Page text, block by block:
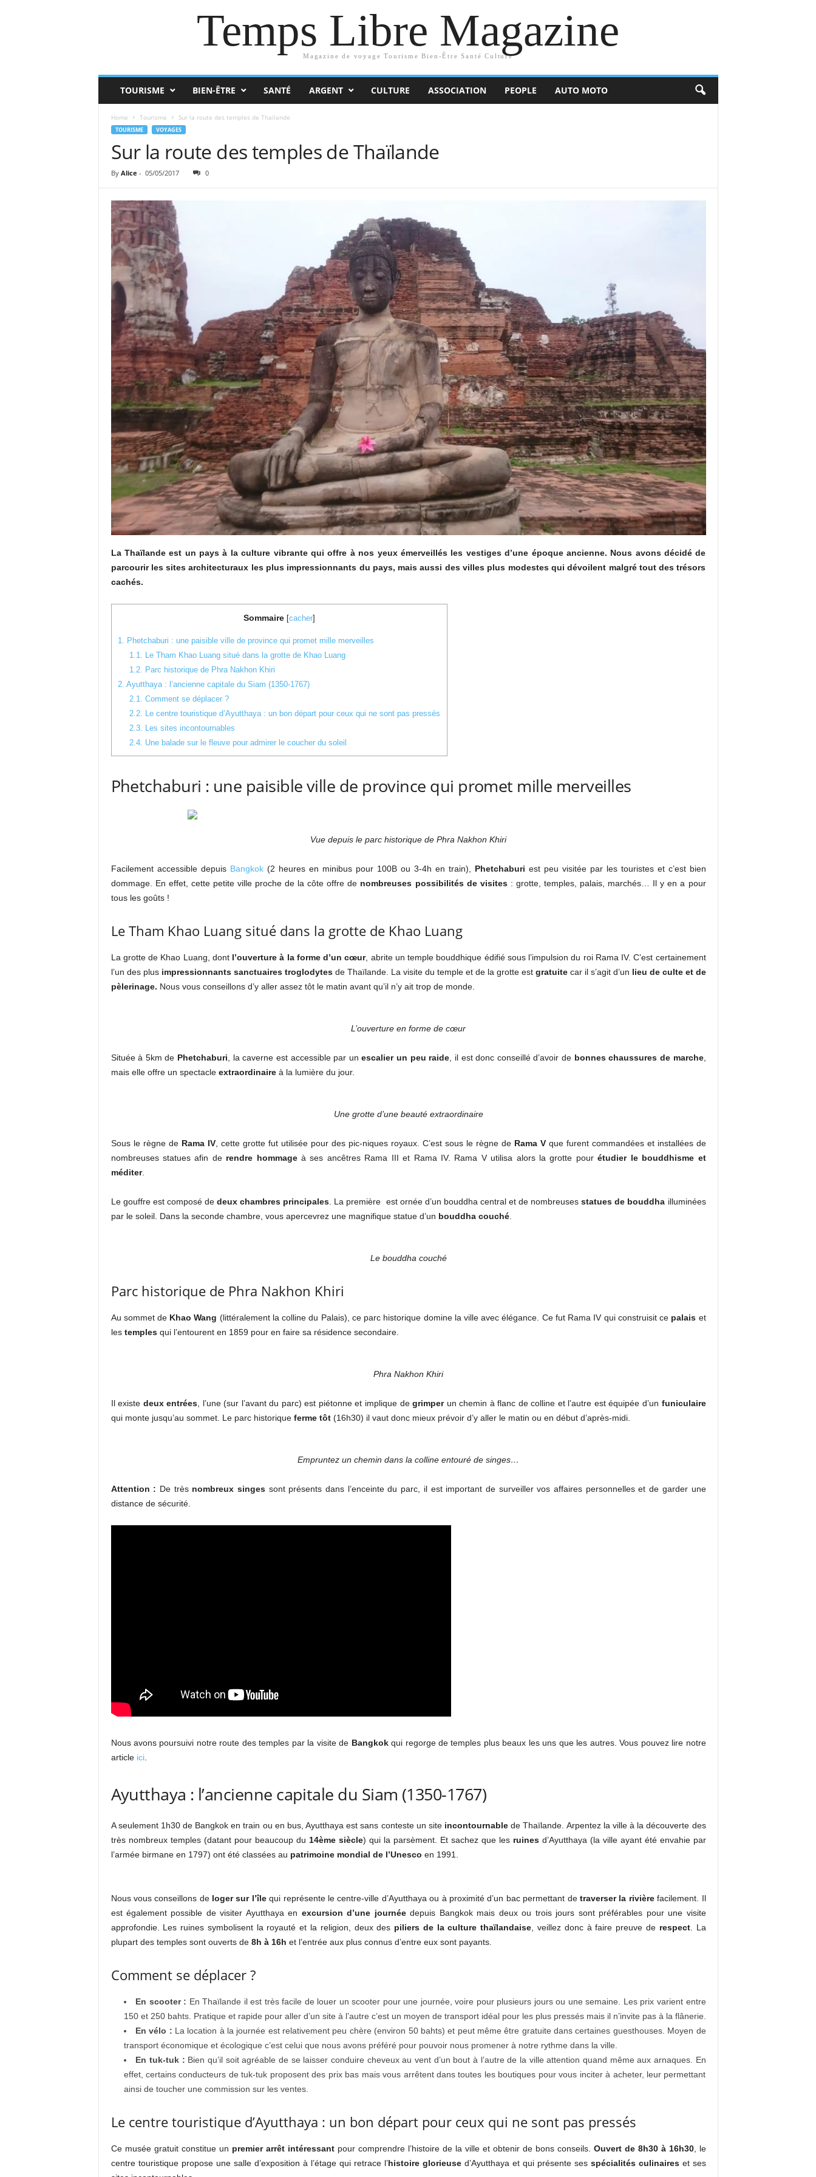
Temps Libre Magazine
Magazine de voyage Tourisme Bien-Être Santé Culture
TOURISME BIEN-ÊTRE SANTÉ ARGENT CULTURE ASSOCIATION PEOPLE AUTO MOTO
Home Tourisme Sur la route des temples de Thaïlande
TOURISME VOYAGES
Sur la route des temples de Thaïlande
By Alice - 05/05/2017 0
La Thaïlande est un pays à la culture vibrante qui offre à nos yeux émerveillés les vestiges d’une époque ancienne. Nous avons décidé de
parcourir les sites architecturaux les plus impressionnants du pays, mais aussi des villes plus modestes qui dévoilent malgré tout des trésors
cachés.
Sommaire cacher]
1.
Phetchaburi : une paisible ville de province qui promet mille merveilles
1.1.
Le Tham Khao Luang situé dans la grotte de Khao Luang
1.2. Parc historique de Phra Nakhon Khiri
2. Ayutthaya : l’ancienne capitale du Siam (1350-1767)
2.1.
Comment se déplacer ?
2.2. Le centre touristique d’Ayutthaya : un bon départ pour ceux qui ne sont pas pressés
2.3. Les sites incontournables
2.4. Une balade sur le fleuve pour admirer le coucher du soleil
Phetchaburi : une paisible ville de province qui promet mille merveilles
Vue depuis le parc historique de Phra Nakhon Khiri
Facilement accessible depuis Bangkok(2 heures en minibus pour 100B ou 3-4h en train), Phetchaburi est peu visitée par les touristes et c’est bien
dommage. En effet, cette petite ville proche de la côte offre de nombreuses possibilités de visites: grotte, temples, palais, marchés… Il y en a pour
tous les goûts !
Le Tham Khao Luang situé dans la grotte de Khao Luang
La grotte de Khao Luang, dont l’ouverture à la forme d’un cœur, abrite un temple bouddhique édifié sous l’impulsion du roi Rama IV. C’est certainement
l’un des plusimpressionnants sanctuaires troglodytesde Thaïlande. La visite du temple et de la grotte est gratuitecar il s’agit d’un lieu de culte et de
pèlerinage. Nous vous conseillons d’y aller assez tôt le matin avant qu’il n’y ait trop de monde.
L’ouverture en forme de cœur
Située à 5km de Phetchaburi, la caverne est accessible par unescalier un peu raide, il est donc conseillé d’avoir de bonnes chaussures de marche,
mais elle offre un spectacle extraordinaireà la lumière du jour.
Une grotte d’une beauté extraordinaire
Sous le règne de Rama IV, cette grotte fut utilisée pour des pic-niques royaux. C’est sous le règne de Rama Vque furent commandées et installées de
nombreuses statues afin de rendre hommageà ses ancêtres Rama III et Rama IV. Rama V utilisa alors la grotte pourétudier le bouddhisme et
méditer.
Le gouffre est composé dedeux chambres principales. La première est ornée d’un bouddha central et de nombreusesstatues de bouddha illuminées
par le soleil. Dans la seconde chambre, vous apercevrez une magnifique statue d’un bouddha couché.
Le bouddha couché
Parc historique de Phra Nakhon Khiri
Au sommet deKhao Wang (littéralement la colline du Palais), ce parc historique domine la ville avec élégance. Ce fut Rama IV qui construisit ce palais et
les templesqui l’entourent en 1859 pour en faire sa résidence secondaire.
Phra Nakhon Khiri
Il existe deux entrées, l’une (sur l’avant du parc) est piétonne et implique degrimperun chemin à flanc de colline et l’autre est équipée d’un funiculaire
qui monte jusqu’au sommet. Le parc historique ferme tôt(16h30) il vaut donc mieux prévoir d’y aller le matin ou en début d’après-midi.
Empruntez un chemin dans la colline entouré de singes…
Attention : De très nombreux singes sont présents dans l’enceinte du parc, il est important de surveiller vos affaires personnelles et de garder une
distance de sécurité.
Nous avons poursuivi notre route des temples par la visite de Bangkokqui regorge de temples plus beaux les uns que les autres. Vous pouvez lire notre
article ici.
Ayutthaya : l’ancienne capitale du Siam (1350-1767)
A seulement 1h30 de Bangkok en train ou en bus, Ayutthaya est sans conteste un site incontournable de Thaïlande. Arpentez la ville à la découverte des
très nombreux temples (datant pour beaucoup du 14ème siècle) qui la parsèment. Et sachez que les ruinesd’Ayutthaya (la ville ayant été envahie par
l’armée birmane en 1797) ont été classées au patrimoine mondial de l’Unesco en 1991.
Nous vous conseillons deloger sur l’îlequi représente le centre-ville d’Ayutthaya ou à proximité d’un bac permettant de traverser la rivièrefacilement. Il
est également possible de visiter Ayutthaya en excursion d’une journéedepuis Bangkok mais deux ou trois jours sont préférables pour une visite
approfondie. Les ruines symbolisent la royauté et la religion, deux des piliers de la culture thaïlandaise, veillez donc à faire preuve de respect. La
plupart des temples sont ouverts de 8h à 16h et l’entrée aux plus connus d’entre eux sont payants.
Comment se déplacer ?
En scooter : En Thaïlande il est très facile de louer un scooter pour une journée, voire pour plusieurs jours ou une semaine. Les prix varient entre
150 et 250 bahts. Pratique et rapide pour aller d’un site à l’autre c’est un moyen de transport idéal pour les plus pressés mais il n’invite pas à la flânerie.
En vélo : La location à la journée est relativement peu chère (environ 50 bahts) et peut même être gratuite dans certaines guesthouses. Moyen de
transport économique et écologique c’est celui que nous avons préféré pour pouvoir nous promener à notre rythme dans la ville.
En tuk-tuk : Bien qu’il soit agréable de se laisser conduire cheveux au vent d’un bout à l’autre de la ville attention quand même aux arnaques. En
effet, certains conducteurs de tuk-tuk proposent des prix bas mais vous arrêtent dans toutes les boutiques pour vous inciter à acheter, leur permettant
ainsi de toucher une commission sur les ventes.
Le centre touristique d’Ayutthaya : un bon départ pour ceux qui ne sont pas pressés
Ce musée gratuit constitue un premier arrêt intéressantpour comprendre l’histoire de la ville et obtenir de bons conseils. Ouvert de 8h30 à 16h30, le
centre touristique propose une salle d’exposition à l’étage qui retrace l’histoire glorieused’Ayutthaya et qui présente ses spécialités culinaireset ses